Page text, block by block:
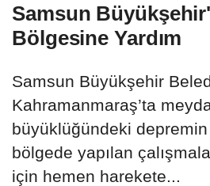
Samsun
Bölgesine Yardım
Samsun Büyükşehir
Kahramanmaraş’ta
büyüklüğündeki depremin
bölgede yapılan
için hemen harekete...